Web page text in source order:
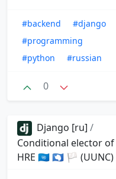
#backend
#django
#programming
#python
#russian
0
Django [ru] /
Conditional elector of
HRE 🇺🇳 🇦🇶 🏳 (UUNC)